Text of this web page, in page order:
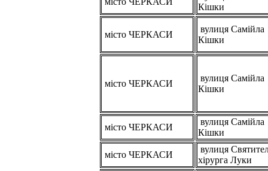
Кішки
місто ЧЕРКАСИ
вулиця Самійла
Кішки
місто ЧЕРКАСИ
вулиця Самійла
Кішки
місто ЧЕРКАСИ
вулиця Самійла
Кішки
місто ЧЕРКАСИ
вулиця
хірурга Луки